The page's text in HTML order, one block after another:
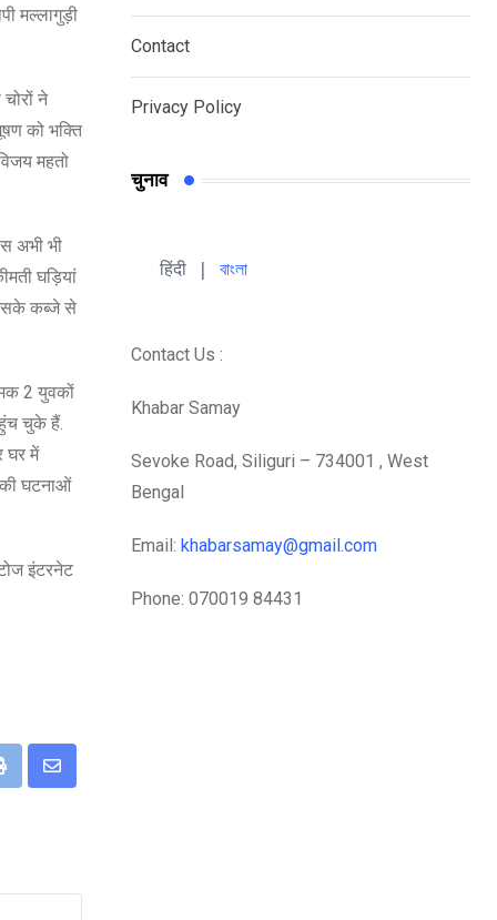
मल्लागुड़ी
ने
को भक्ति
महतो
अभी भी
घड़ियां
उसके कब्जे से
2 युवकों
चुके हैं.
घर में
घटनाओं
इंटरनेट
Share
Contact
Privacy Policy
चुनाव
हिंदी | বাংলা
Contact Us :
Khabar Samay
Sevoke Road, Siliguri – 734001 , West
Bengal
Email: khabarsamay@gmail.com
Phone: 070019 84431